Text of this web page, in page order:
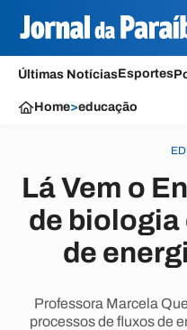
Últimas NotíciasEsportes
Home>educação
Lá Vem o
de
de
Professora Marcela
processos de fluxos de